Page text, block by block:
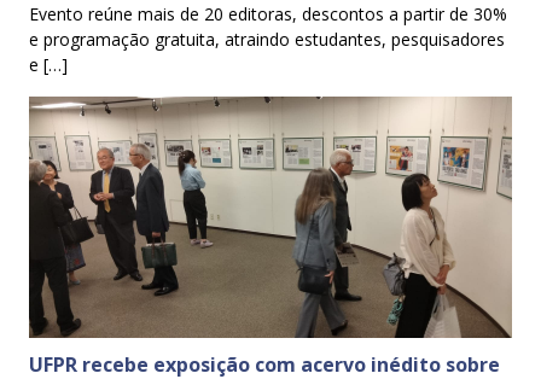
Evento reúne mais de 20 editoras, descontos a partir de 30%
e programação gratuita, atraindo estudantes, pesquisadores
e […]
UFPR recebe exposição com acervo inédito sobre